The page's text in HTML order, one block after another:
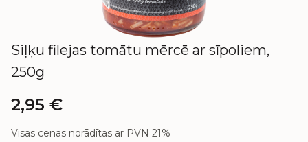
Siļķu filejas tomātu mērcē ar sīpoliem,
250g
2,95 €
Visas cenas norādītas ar PVN 21%